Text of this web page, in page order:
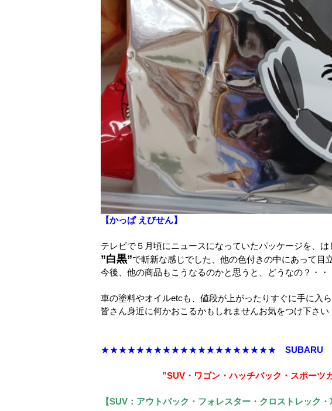
【かっぱ えびせん】
テレビで５月頃にニュースになっていたパッケージを、は
”白黒”で斬新な感じでした、他の色付きの中にあって目
今後、他の商品もこうなるのかと思うと、どうなの？・・
車の塗料やオイルetcも、値段が上がったりすぐに手に入
皆さん身近に何かおこるかもしれませんお気をつけ下さい
★★★★★★★★★★★★★★★★★★★★ SUBARU
”SUV・ワゴン・ハッチバック・スポーツカ
【SUV：アウトバック・フォレスター・クロストレック・